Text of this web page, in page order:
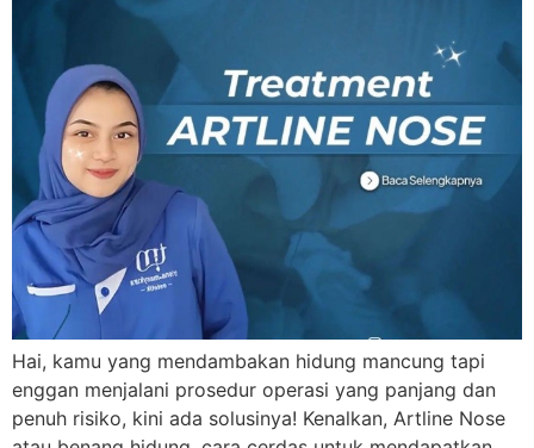
Hai, kamu yang mendambakan hidung mancung tapi
enggan menjalani prosedur operasi yang panjang dan
penuh risiko, kini ada solusinya! Kenalkan, Artline Nose